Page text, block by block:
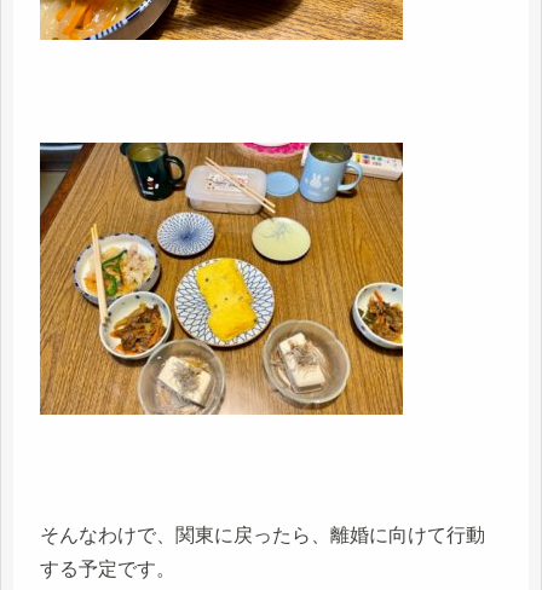
そんなわけで、関東に戻ったら、離婚に向けて行動
する予定です。